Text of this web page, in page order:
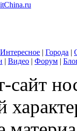
Интересное | Города |
| Видео | Форум |